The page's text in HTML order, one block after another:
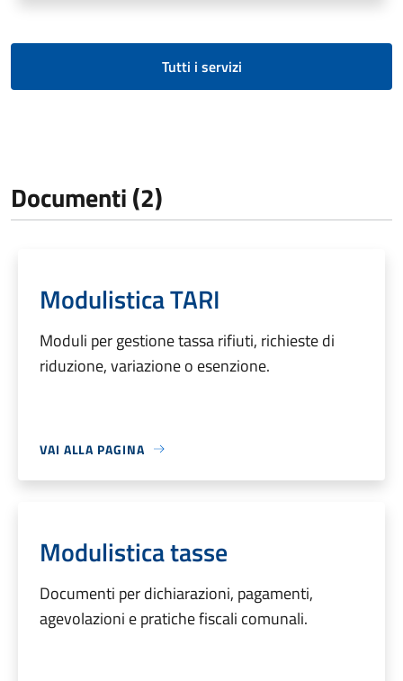
Tutti i servizi
Documenti (2)
Modulistica TARI
Moduli per gestione tassa rifiuti, richieste di
riduzione, variazione o esenzione.
VAI ALLA PAGINA
Modulistica tasse
Documenti per dichiarazioni, pagamenti,
agevolazioni e pratiche fiscali comunali.